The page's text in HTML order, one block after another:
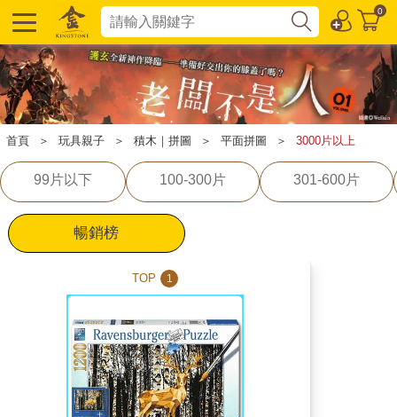
0
首頁 ＞ 玩具親子 ＞ 積木｜拼圖 ＞ 平面拼圖 ＞ 3000片以上
99片以下 100-300片 301-600片
暢銷榜
TOP 1